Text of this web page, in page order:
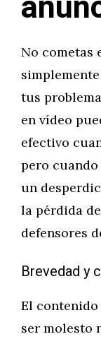
No cometas
tus
en vídeo
efectivo
pero
un
la pérdida
defensores
Brevedad y
El contenido
ser molesto